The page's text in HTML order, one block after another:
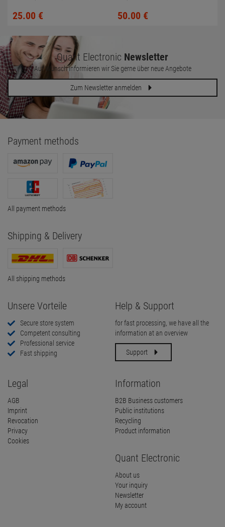
25.00 € 50.00 €
Quant Electronic Newsletter
Auf Wunsch informieren wir Sie gerne über neue Angebote
Zum Newsletter anmelden
Payment methods
All payment methods
Shipping & Delivery
All shipping methods
Unsere Vorteile
Secure store system
Competent consulting
Professional service
Fast shipping
Help & Support
for fast processing, we have all the
information at an overview
Support
Legal
AGB
Imprint
Revocation
Privacy
Cookies
Information
B2B Business customers
Public institutions
Recycling
Product information
Quant Electronic
About us
Your inquiry
Newsletter
My account